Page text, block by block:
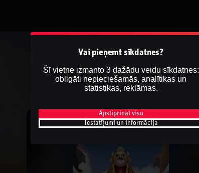
Vai pieņemt sīkdatnes?
Šī vietne izmanto 3 dažādu veidu sīkdatnes:
obligāti nepieciešamās, analītikas un
statistikas, reklāmas.
Apstiprināt visu
Iestatījumi un informācija